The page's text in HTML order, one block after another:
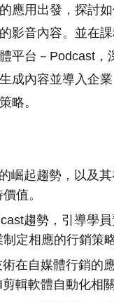
應用出發，探討
影音內容。並在
平台－Podcast，
成內容並導入企
略。
崛起趨勢，以及
值。
趨勢，引導學
定相應的行銷策略
在自媒體行銷的
輯軟體自動化相關